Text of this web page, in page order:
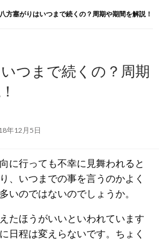
八方塞がりはいつまで続くの？周期や期間を解説！
つまで続くの？周期
年12月5日
に行っても不幸に見舞われると
、いつまでの事を言うのかよく
いのではないのでしょうか。
たほうがいいといわれています
日程は変えらないです。ちょく